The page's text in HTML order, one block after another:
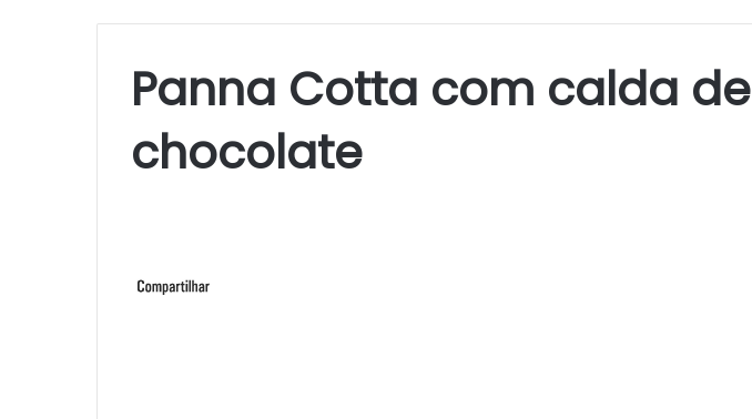
Panna Cotta com calda de
chocolate